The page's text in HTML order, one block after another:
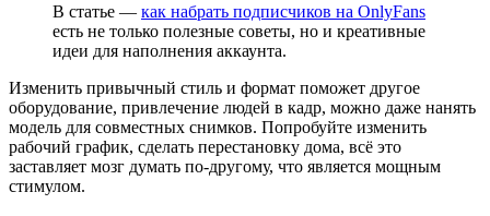
В статье — как набрать подписчиков на OnlyFans
есть не только полезные советы, но и креативные
идеи для наполнения аккаунта.
Изменить привычный стиль и формат поможет другое
оборудование, привлечение людей в кадр, можно даже нанять
модель для совместных снимков. Попробуйте изменить
рабочий график, сделать перестановку дома, всё это
заставляет мозг думать по-другому, что является мощным
стимулом.